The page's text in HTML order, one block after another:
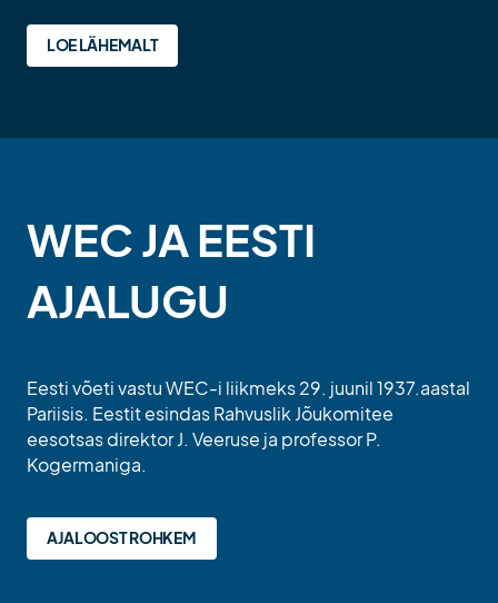
LOE LÄHEMALT
WEC JA EESTI
AJALUGU
Eesti võeti vastu WEC-i liikmeks 29. juunil 1937.aastal
Pariisis. Eestit esindas Rahvuslik Jõukomitee
eesotsas direktor J. Veeruse ja professor P.
Kogermaniga.
AJALOOST ROHKEM